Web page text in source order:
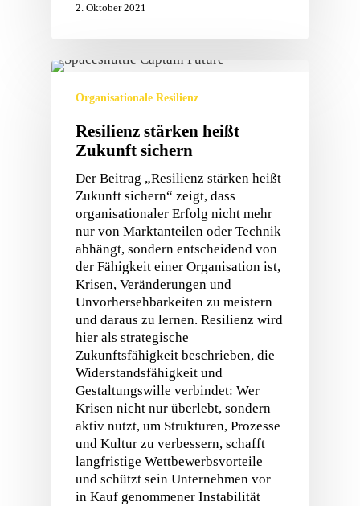
2. Oktober 2021
Organisationale Resilienz
Resilienz stärken heißt
Zukunft sichern
Der Beitrag „Resilienz stärken heißt
Zukunft sichern“ zeigt, dass
organisationaler Erfolg nicht mehr
nur von Marktanteilen oder Technik
abhängt, sondern entscheidend von
der Fähigkeit einer Organisation ist,
Krisen, Veränderungen und
Unvorhersehbarkeiten zu meistern
und daraus zu lernen. Resilienz wird
hier als strategische
Zukunftsfähigkeit beschrieben, die
Widerstandsfähigkeit und
Gestaltungswille verbindet: Wer
Krisen nicht nur überlebt, sondern
aktiv nutzt, um Strukturen, Prozesse
und Kultur zu verbessern, schafft
langfristige Wettbewerbsvorteile
und schützt sein Unternehmen vor
in Kauf genommener Instabilität